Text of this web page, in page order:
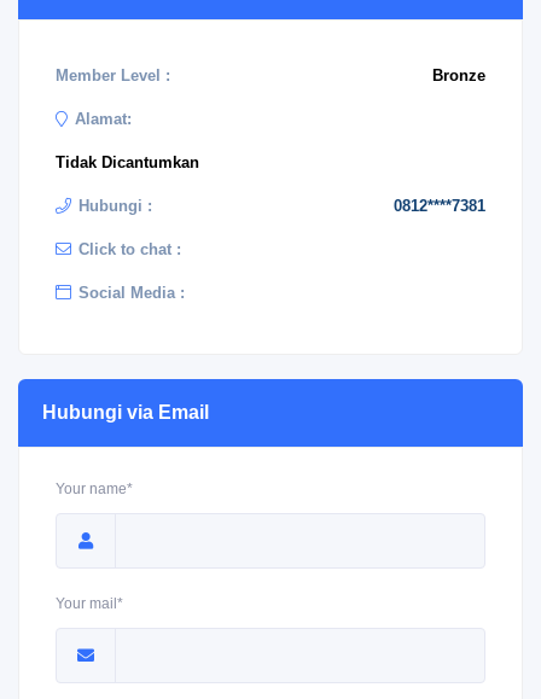
Member Level : Bronze
Alamat:
Tidak Dicantumkan
Hubungi : 0812****7381
Click to chat :
Social Media :
Hubungi via Email
Your name*
Your mail*